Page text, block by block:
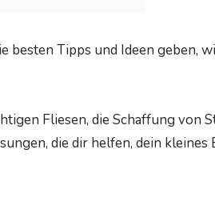
besten Tipps und Ideen geben,
Fliesen, die Schaffung von
die dir helfen, dein